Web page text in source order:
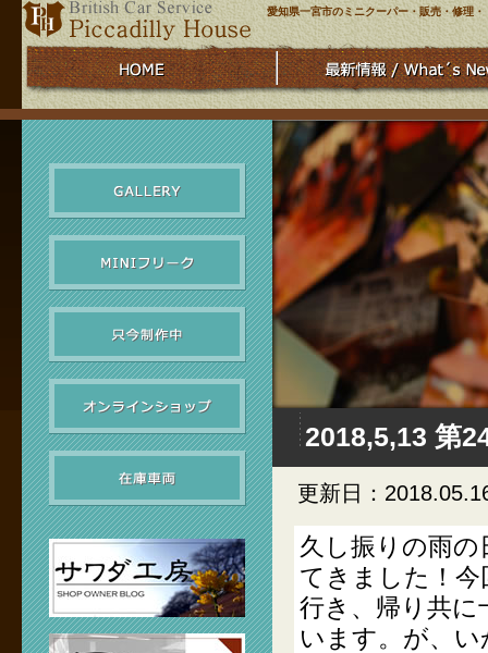
愛知県一宮市のミニクーパー・販売・修理
2018,5,13 第
更新日：
久し振りの雨
てきました！
行き、帰り共
います。が、